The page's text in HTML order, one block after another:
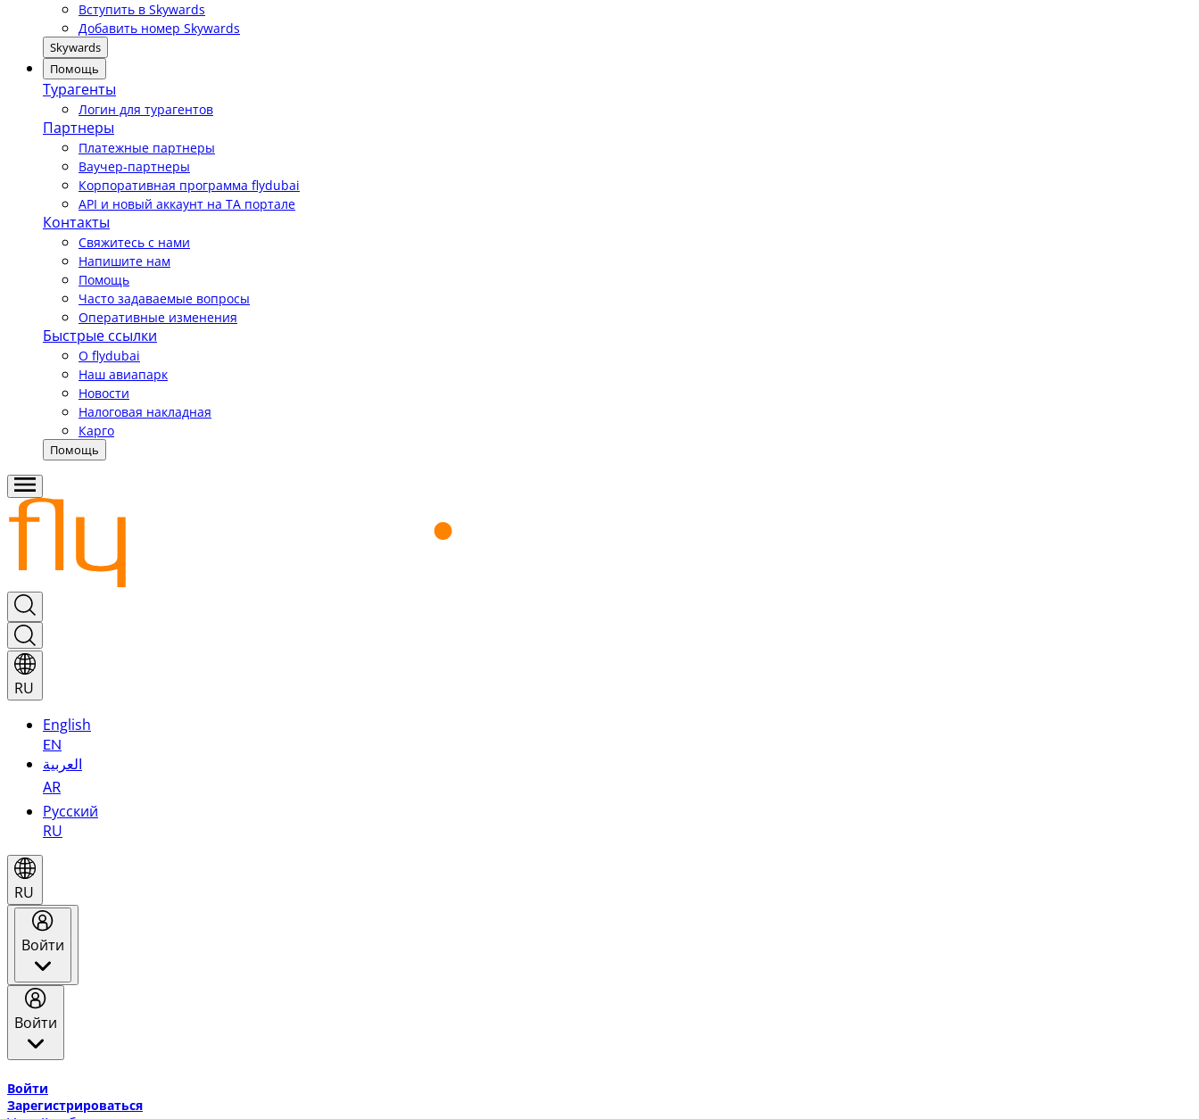
Вступить в Skywards
Добавить номер Skywards
Skywards
Помощь
Турагенты
Логин для турагентов
Партнеры
Платежные партнеры
Ваучер-партнеры
Корпоративная программа flydubai
API и новый аккаунт на TA портале
Контакты
Свяжитесь с нами
Напишите нам
Помощь
Часто задаваемые вопросы
Оперативные изменения
Быстрые ссылки
О flydubai
Наш авиапарк
Новости
Налоговая накладная
Карго
Помощь
RU
English
EN
العربية
AR
Русский
RU
RU
Войти
Войти
Войти
Зарегистрироваться